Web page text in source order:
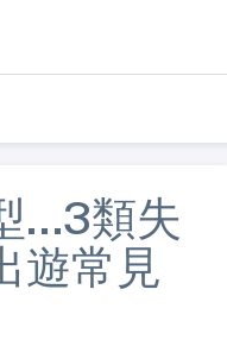
...3類失
遊常見